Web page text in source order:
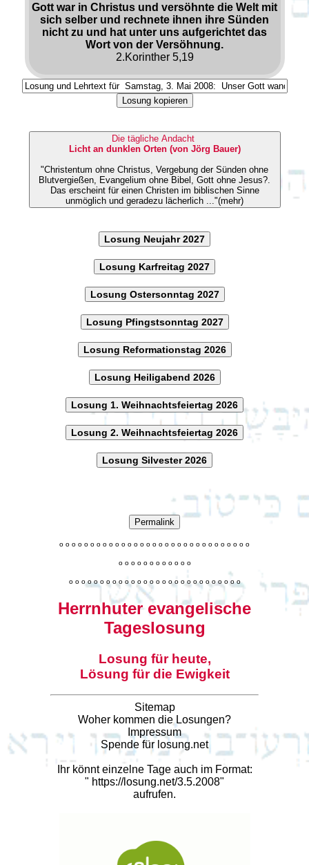
Gott war in Christus und versöhnte die Welt mit
sich selber und rechnete ihnen ihre Sünden
nicht zu und hat unter uns aufgerichtet das
Wort von der Versöhnung.
2.Korinther 5,19
Losung kopieren
Die tägliche Andacht
Licht an dunklen Orten (von Jörg Bauer)
"Christentum ohne Christus, Vergebung der Sünden ohne
Blutvergießen, Evangelium ohne Bibel, Gott ohne Jesus?.
Das erscheint für einen Christen im biblischen Sinne
unmöglich und geradezu lächerlich ..."(mehr)
Losung Neujahr 2027
Losung Karfreitag 2027
Losung Ostersonntag 2027
Losung Pfingstsonntag 2027
Losung Reformationstag 2026
Losung Heiligabend 2026
Losung 1. Weihnachtsfeiertag 2026
Losung 2. Weihnachtsfeiertag 2026
Losung Silvester 2026
Permalink
o o o o o o o o o o o o o o o o o o o o o o o o o o o o o o o
o o o o o o o o o o o o
o o o o o o o o o o o o o o o o o o o o o o o o o o o o
Herrnhuter evangelische
Tageslosung
Losung für heute,
Lösung für die Ewigkeit
Sitemap
Woher kommen die Losungen?
Impressum
Spende für losung.net
Ihr könnt einzelne Tage auch im Format:
" https://losung.net/3.5.2008"
aufrufen.